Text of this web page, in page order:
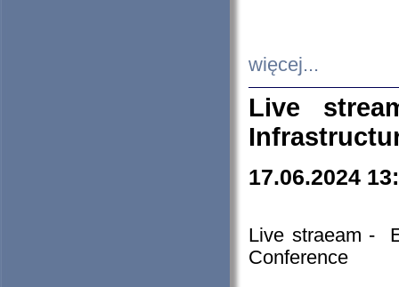
więcej...
Live
17.06.2024
Live straeam -
Conference